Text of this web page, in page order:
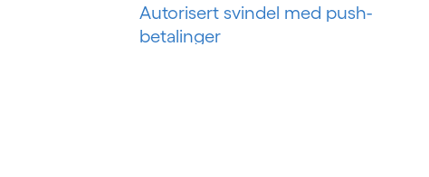
Autorisert svindel med push-
betalinger